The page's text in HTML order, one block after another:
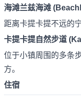
海滩兰兹海滩
距离卡提卡提不远的
卡提卡提自然步道
位于小镇周围的多条
方。
住宿